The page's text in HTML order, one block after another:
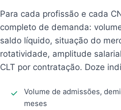
Para cada profissão e cada
completo de demanda:
saldo líquido, situação do
rotatividade, amplitude
CLT por contratação. Doze
Volume de admissões,
meses